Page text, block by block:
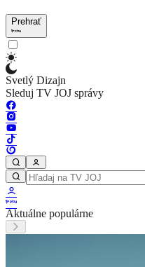
Prehrať
Svetlý Dizajn
Sleduj TV JOJ správy
Aktuálne populárne